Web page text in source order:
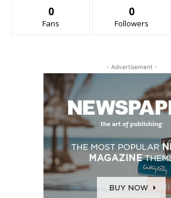
0
Fans
0
Followers
- Advertisement -